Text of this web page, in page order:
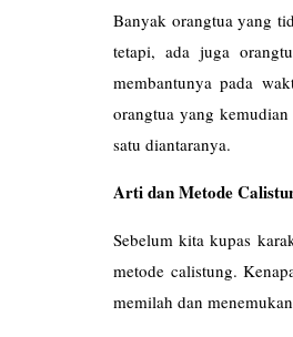
Banyak orangtua yang
tetapi, ada juga
membantunya pada
orangtua yang
satu diantaranya.
Arti dan Metode
Sebelum kita kupas
metode calistung.
memilah dan